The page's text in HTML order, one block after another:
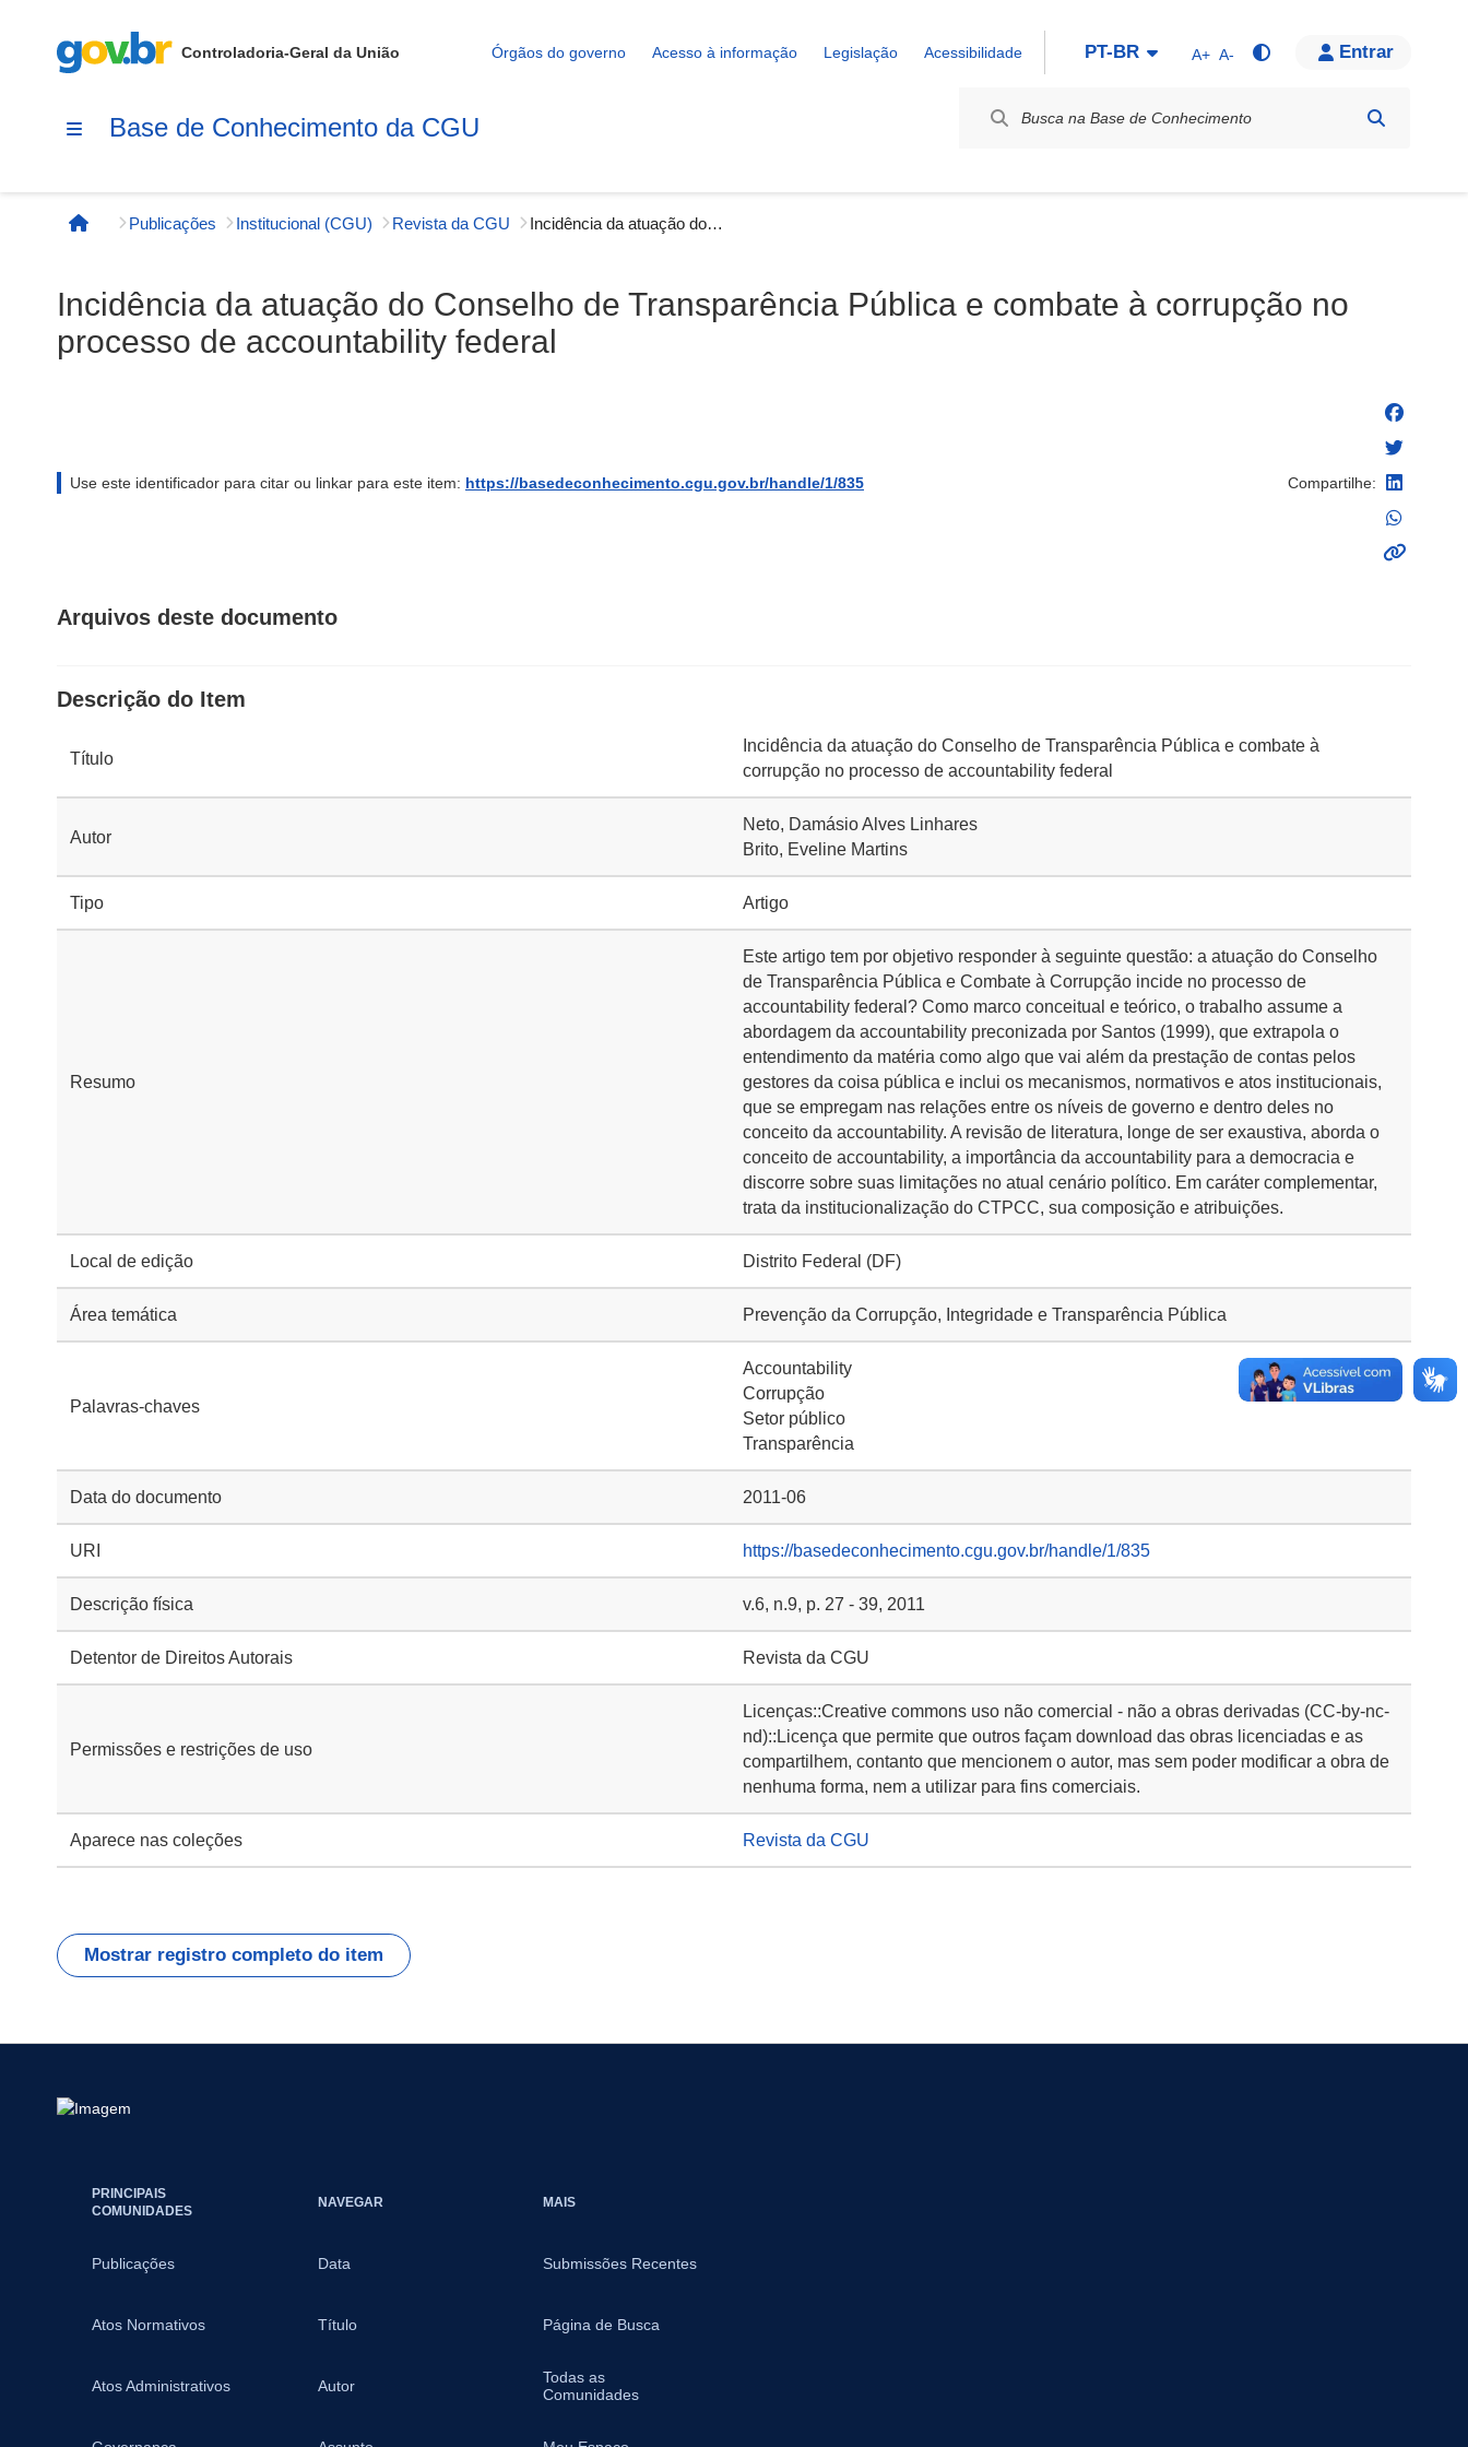
Controladoria-Geral da União Órgãos do governo Acesso à informação Legislação Acessibilidade PT-BR A+ A- Entrar
Base de Conhecimento da CGU
Página inicial
Publicações Institucional (CGU) Revista da CGU Incidência da atuação do Conselho de Transparência Pública e combate à corrupção no processo de accountability federal
Incidência da atuação do Conselho de Transparência Pública e combate à corrupção no
processo de accountability federal
Use este identificador para citar ou linkar para este item: https://basedeconhecimento.cgu.gov.br/handle/1/835 Compartilhe:
Arquivos deste documento
Descrição do Item
Título
Incidência da atuação do Conselho de Transparência Pública e combate à
corrupção no processo de accountability federal
Autor
Neto, Damásio Alves Linhares
Brito, Eveline Martins
Tipo Artigo
Resumo
Este artigo tem por objetivo responder à seguinte questão: a atuação do Conselho
de Transparência Pública e Combate à Corrupção incide no processo de
accountability federal? Como marco conceitual e teórico, o trabalho assume a
abordagem da accountability preconizada por Santos (1999), que extrapola o
entendimento da matéria como algo que vai além da prestação de contas pelos
gestores da coisa pública e inclui os mecanismos, normativos e atos institucionais,
que se empregam nas relações entre os níveis de governo e dentro deles no
conceito da accountability. A revisão de literatura, longe de ser exaustiva, aborda o
conceito de accountability, a importância da accountability para a democracia e
discorre sobre suas limitações no atual cenário político. Em caráter complementar,
trata da institucionalização do CTPCC, sua composição e atribuições.
Local de edição Distrito Federal (DF)
Área temática Prevenção da Corrupção, Integridade e Transparência Pública
Palavras-chaves
Accountability
Corrupção
Setor público
Transparência
Data do documento 2011-06
URI https://basedeconhecimento.cgu.gov.br/handle/1/835
Descrição física v.6, n.9, p. 27 - 39, 2011
Detentor de Direitos Autorais Revista da CGU
Permissões e restrições de uso
Licenças::Creative commons uso não comercial - não a obras derivadas (CC-by-nc-
nd)::Licença que permite que outros façam download das obras licenciadas e as
compartilhem, contanto que mencionem o autor, mas sem poder modificar a obra de
nenhuma forma, nem a utilizar para fins comerciais.
Aparece nas coleções Revista da CGU
Mostrar registro completo do item
PRINCIPAIS
COMUNIDADES
Publicações
Atos Normativos
Atos Administrativos
NAVEGAR
Data
Título
Autor
MAIS
Submissões Recentes
Página de Busca
Todas as
Comunidades